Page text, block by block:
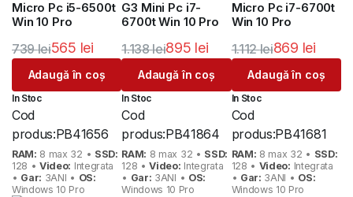
Micro Pc i5-6500t
Win 10 Pro
739lei
Prețul
inițial
a
fost:
739 lei.
565 lei
Prețul
curent
este:
565 lei.
Adaugă în coș
In Stoc
Cod
produs:PB41656
RAM: 8 max 32 • SSD:
128 •Video: Integrata
• Gar: 3ANI • OS:
Windows 10 Pro
G3 Mini Pc i7-
6700t Win 10 Pro
1.138lei
Prețul
inițial
a
fost:
1.138 lei.
895 lei
Prețul
curent
este:
895 lei.
Adaugă în coș
In Stoc
Cod
produs:PB41864
RAM: 8 max 32 • SSD:
128 •Video: Integrata
• Gar: 3ANI • OS:
Windows 10 Pro
Micro Pc i7-6700t
Win 10 Pro
1.112lei
Prețul
inițial
a
fost:
1.112 lei.
869 lei
Prețul
curent
este:
869 lei.
Adaugă în coș
In Stoc
Cod
produs:PB41681
RAM: 8 max 32 • SSD:
128 • Video: Integrata
• Gar: 3ANI • OS:
Windows 10 Pro